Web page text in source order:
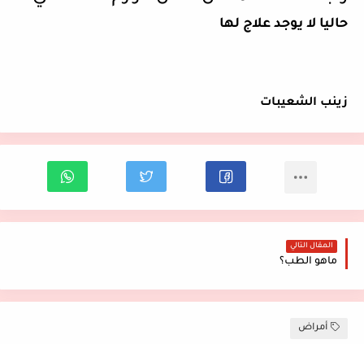
حاليا لا يوجد علاج لها
زينب الشعيبات
المقال التالي
ماهو الطب؟
أمراض